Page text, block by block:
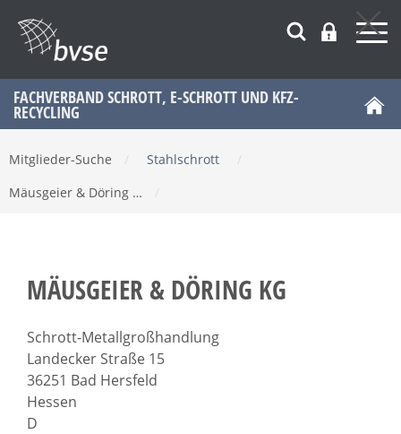
FACHVERBAND SCHROTT, E-SCHROTT UND KFZ-
RECYCLING
Mitglieder-Suche Stahlschrott
Mäusgeier & Döring …
MÄUSGEIER & DÖRING KG
Schrott-Metallgroßhandlung
Landecker Straße 15
36251 Bad Hersfeld
Hessen
D